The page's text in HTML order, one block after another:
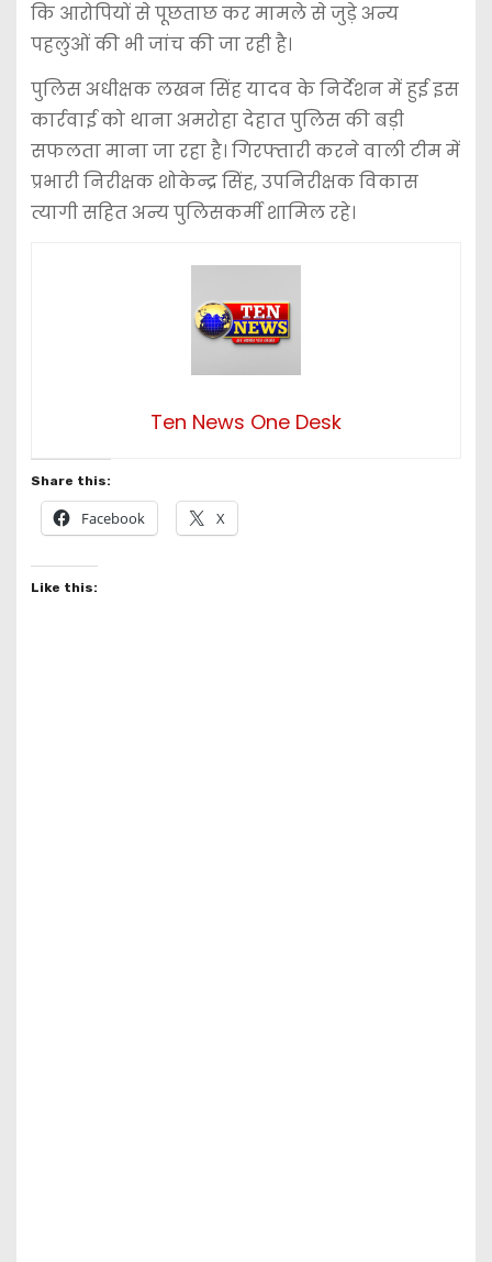
कि आरोपियों से पूछताछ कर मामले से जुड़े अन्य
पहलुओं की भी जांच की जा रही है।
पुलिस अधीक्षक लखन सिंह यादव के निर्देशन में हुई इस
कार्रवाई को थाना अमरोहा देहात पुलिस की बड़ी
सफलता माना जा रहा है। गिरफ्तारी करने वाली टीम में
प्रभारी निरीक्षक शोकेन्द्र सिंह, उपनिरीक्षक विकास
त्यागी सहित अन्य पुलिसकर्मी शामिल रहे।
Ten News One Desk
Share this:
Facebook X
Like this: